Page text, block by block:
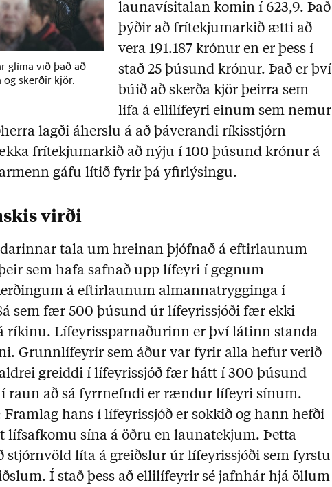
glíma við það að
skerðir kjör.
launavísitalan komin í 623,9. Það
þýðir að frítekjumarkið ætti að
vera 191.187 krónur en er þess í
stað 25 þúsund krónur. Það er því
búið að skerða kjör þeirra sem
lifa á ellilífeyri einum sem nemur
lagði áherslu á að þáverandi ríkisstjórn
frítekjumarkið að nýju í 100 þúsund krónur á
gáfu lítið fyrir þá yfirlýsingu.
virði
tala um hreinan þjófnað á eftirlaunum
sem hafa safnað upp lífeyri í gegnum
á eftirlaunum almannatrygginga í
sem fær 500 þúsund úr lífeyrissjóði fær ekki
ríkinu. Lífeyrissparnaðurinn er því látinn standa
Grunnlífeyrir sem áður var fyrir alla hefur verið
greiddi í lífeyrissjóð fær hátt í 300 þúsund
raun að sá fyrrnefndi er rændur lífeyri sínum.
hans í lífeyrissjóð er sokkið og hann hefði
lífsafkomu sína á öðru en launatekjum. Þetta
stjórnvöld líta á greiðslur úr lífeyrissjóði sem fyrstu
Í stað þess að ellilífeyrir sé jafnhár hjá öllum